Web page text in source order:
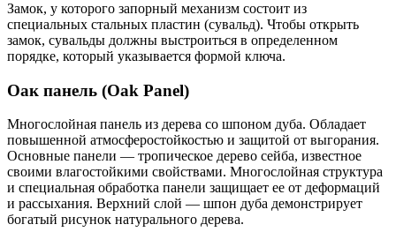
Замок, у которого запорный механизм состоит из
специальных стальных пластин (сувальд). Чтобы открыть
замок, сувальды должны выстроиться в определенном
порядке, который указывается формой ключа.
Оак панель (Oak Panel)
Многослойная панель из дерева со шпоном дуба. Обладает
повышенной атмосферостойкостью и защитой от выгорания.
Основные панели — тропическое дерево сейба, известное
своими влагостойкими свойствами. Многослойная структура
и специальная обработка панели защищает ее от деформаций
и рассыхания. Верхний слой — шпон дуба демонстрирует
богатый рисунок натурального дерева.